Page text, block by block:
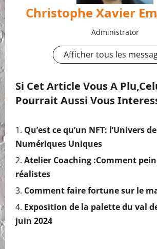
Christophe Xavier
Administrator
Afficher tous les
Si Cet Article Vous A
Pourrait Aussi Vous
Qu’est ce qu’un NFT: l’Univers
Numériques Uniques
Atelier Coaching :Comment
réalistes
Comment faire fortune sur le
Exposition de la palette du val
juin 2024